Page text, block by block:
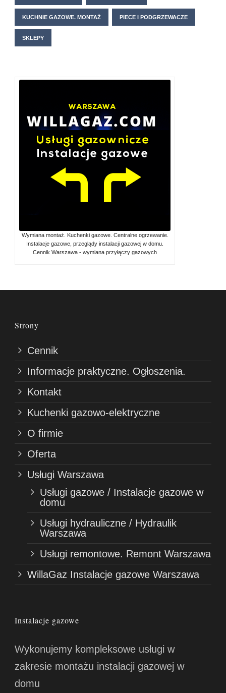
KUCHNIE GAZOWE. MONTAŻ PIECE I PODGRZEWACZE
SKLEPY
Wymiana montaż. Kuchenki gazowe. Centralne ogrzewanie.
Instalacje gazowe, przeglądy instalacji gazowej w domu.
Cennik Warszawa - wymiana przyłączy gazowych
Strony
Cennik
Informacje praktyczne. Ogłoszenia.
Kontakt
Kuchenki gazowo-elektryczne
O firmie
Oferta
Usługi Warszawa
Usługi gazowe / Instalacje gazowe w
domu
Usługi hydrauliczne / Hydraulik
Warszawa
Usługi remontowe. Remont Warszawa
WillaGaz Instalacje gazowe Warszawa
Instalacje gazowe
Wykonujemy kompleksowe usługi w
zakresie montażu instalacji gazowej w
domu